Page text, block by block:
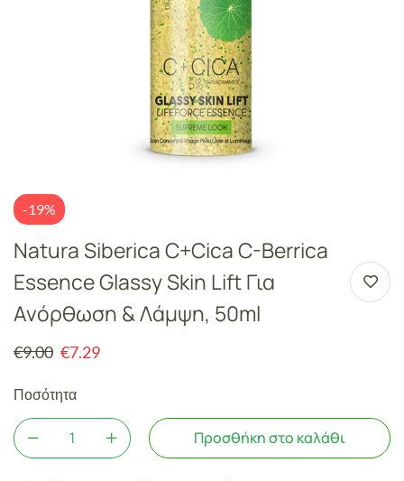
-19%
Natura Siberica C+Cica C-Berrica
Essence Glassy Skin Lift Για
Ανόρθωση & Λάμψη, 50ml
€9.00 €7.29
Ποσότητα
Προσθήκη στο καλάθι